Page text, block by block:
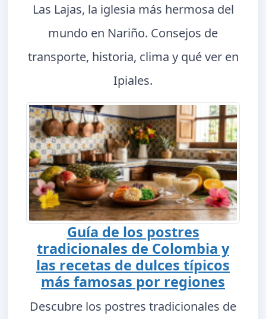
Las Lajas, la iglesia más hermosa del
mundo en Nariño. Consejos de
transporte, historia, clima y qué ver en
Ipiales.
Guía de los postres
tradicionales de Colombia y
las recetas de dulces típicos
más famosas por regiones
Descubre los postres tradicionales de